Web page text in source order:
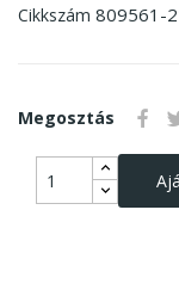
Cikkszám 809561-
Megosztás